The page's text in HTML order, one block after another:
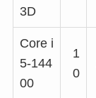
3D
Core i
5-144
00
1
0